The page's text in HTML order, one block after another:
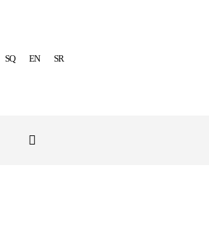
SQ EN SR